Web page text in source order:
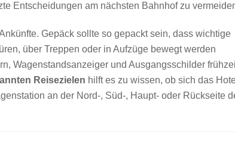
Entscheidungen am nächsten Bahnhof zu
Gepäck sollte so gepackt sein, dass wichtige
über Treppen oder in Aufzüge bewegt werden
Wagenstandsanzeiger und Ausgangsschilder
Reisezielen hilft es zu wissen, ob sich das
an der Nord-, Süd-, Haupt- oder Rückseite